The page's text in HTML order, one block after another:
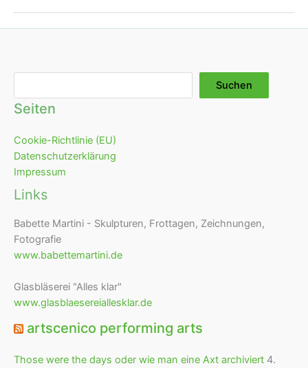
Suchen
Seiten
Cookie-Richtlinie (EU)
Datenschutzerklärung
Impressum
Links
Babette Martini - Skulpturen, Frottagen, Zeichnungen,
Fotografie
www.babettemartini.de
Glasbläserei "Alles klar"
www.glasblaesereiallesklar.de
artscenico performing arts
Those were the days oder wie man eine Axt archiviert 4.